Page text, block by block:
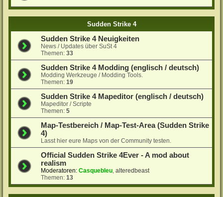
Sudden Strike 4
Sudden Strike 4 Neuigkeiten
News / Updates über SuSt 4
Themen:33
Sudden Strike 4 Modding (englisch / deutsch)
Modding Werkzeuge / Modding Tools.
Themen:19
Sudden Strike 4 Mapeditor (englisch / deutsch)
Mapeditor / Scripte
Themen:5
Map-Testbereich / Map-Test-Area (Sudden Strike
4)
Lasst hier eure Maps von der Community testen.
Official Sudden Strike 4Ever - A mod about
realism
Moderatoren: Casquebleu,alteredbeast
Themen:13